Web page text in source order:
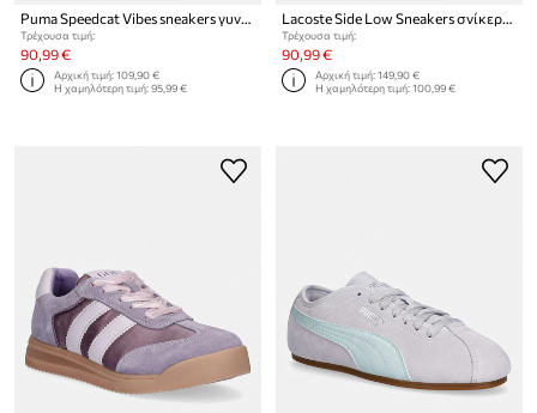
Τρέχουσα τιμή:
90,99 €
Αρχική τιμή:109,90 €
Η χαμηλότερη τιμή:95,99 €
Τρέχουσα τιμή:
90,99 €
Αρχική τιμή:149,90 €
Η χαμηλότερη τιμή:100,99 €